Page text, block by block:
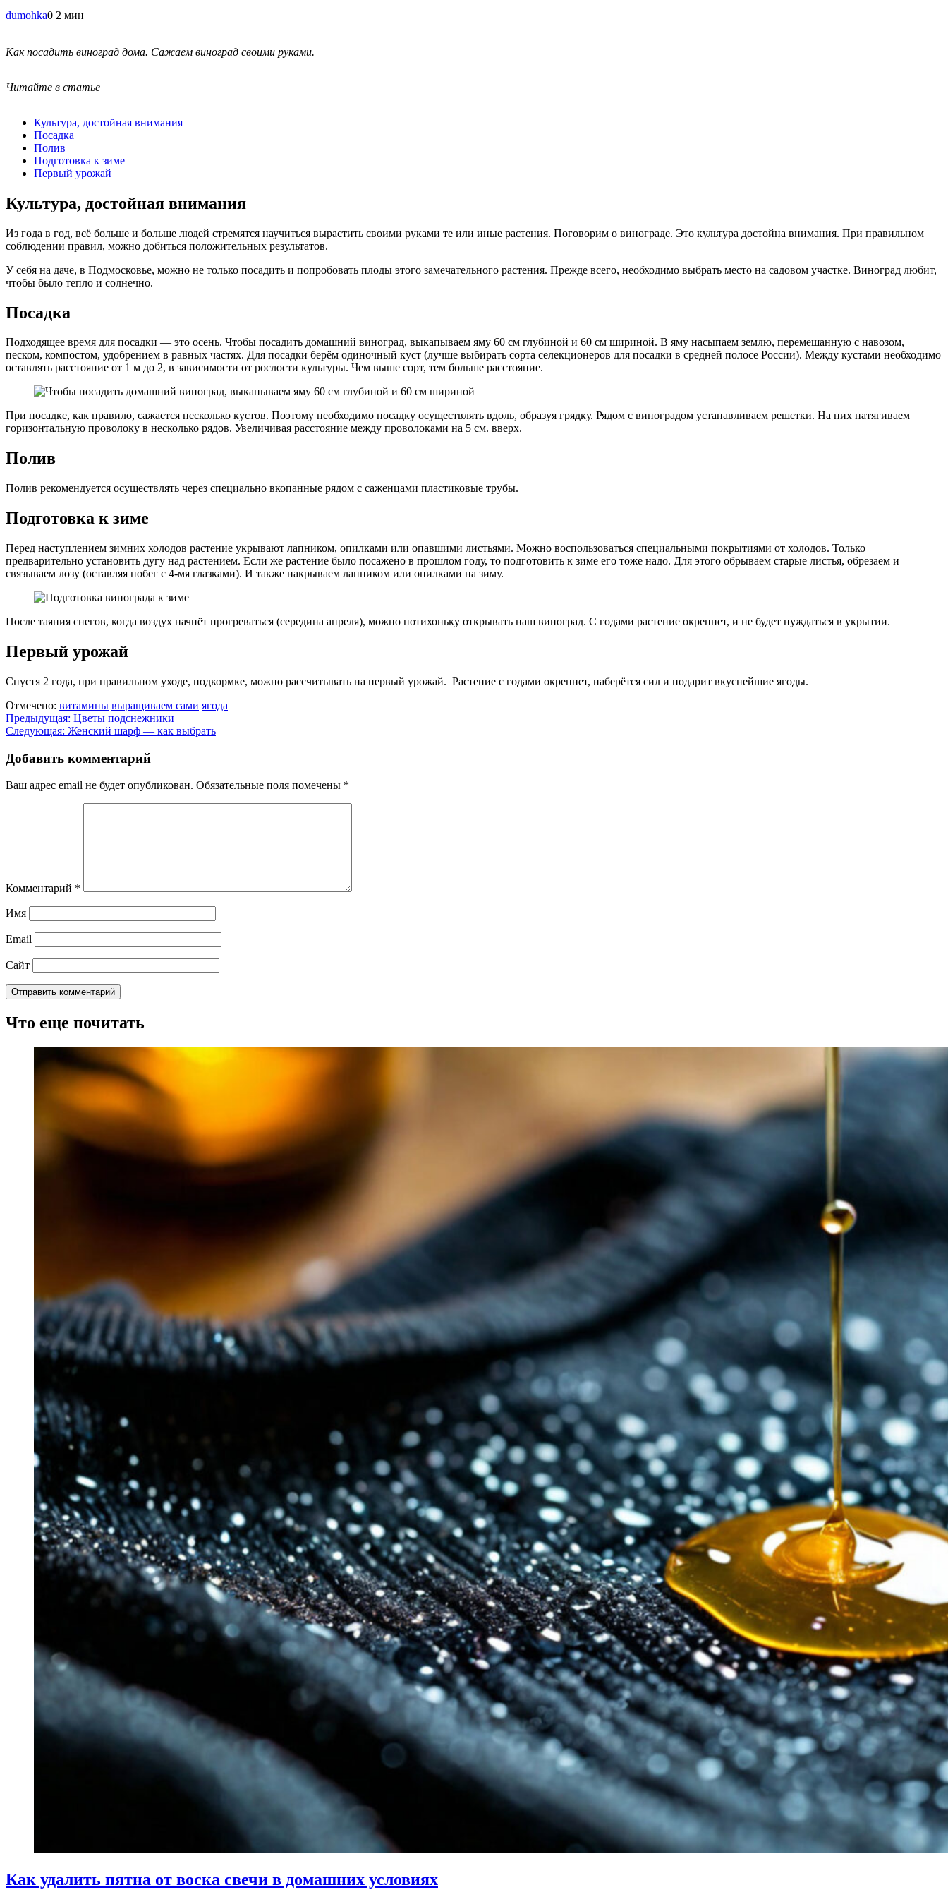
dumohka0 2 мин
Как посадить виноград дома. Сажаем виноград своими руками.
Читайте в статье
Культура, достойная внимания
Посадка
Полив
Подготовка к зиме
Первый урожай
Культура, достойная внимания
Из года в год, всё больше и больше людей стремятся научиться вырастить своими руками те или иные растения. Поговорим о винограде. Это культура достойна внимания. При правильном
соблюдении правил, можно добиться положительных результатов.
У себя на даче, в Подмосковье, можно не только посадить и попробовать плоды этого замечательного растения. Прежде всего, необходимо выбрать место на садовом участке. Виноград любит,
чтобы было тепло и солнечно.
Посадка
Подходящее время для посадки — это осень. Чтобы посадить домашний виноград, выкапываем яму 60 см глубиной и 60 см шириной. В яму насыпаем землю, перемешанную с навозом,
песком, компостом, удобрением в равных частях. Для посадки берём одиночный куст (лучше выбирать сорта селекционеров для посадки в средней полосе России). Между кустами необходимо
оставлять расстояние от 1 м до 2, в зависимости от рослости культуры. Чем выше сорт, тем больше расстояние.
При посадке, как правило, сажается несколько кустов. Поэтому необходимо посадку осуществлять вдоль, образуя грядку. Рядом с виноградом устанавливаем решетки. На них натягиваем
горизонтальную проволоку в несколько рядов. Увеличивая расстояние между проволоками на 5 см. вверх.
Полив
Полив рекомендуется осуществлять через специально вкопанные рядом с саженцами пластиковые трубы.
Подготовка к зиме
Перед наступлением зимних холодов растение укрывают лапником, опилками или опавшими листьями. Можно воспользоваться специальными покрытиями от холодов. Только
предварительно установить дугу над растением. Если же растение было посажено в прошлом году, то подготовить к зиме его тоже надо. Для этого обрываем старые листья, обрезаем и
связываем лозу (оставляя побег с 4-мя глазками). И также накрываем лапником или опилками на зиму.
После таяния снегов, когда воздух начнёт прогреваться (середина апреля), можно потихоньку открывать наш виноград. С годами растение окрепнет, и не будет нуждаться в укрытии.
Первый урожай
Спустя 2 года, при правильном уходе, подкормке, можно рассчитывать на первый урожай. Растение с годами окрепнет, наберётся сил и подарит вкуснейшие ягоды.
Отмечено: витамины выращиваем сами ягода
Навигация
по
записям
Предыдущая: Цветы подснежники
Следующая: Женский шарф — как выбрать
Добавить комментарий
Ваш адрес email не будет опубликован. Обязательные поля помечены *
Комментарий *
Имя
Email
Сайт
Что еще почитать
Как удалить пятна от воска свечи в домашних условиях